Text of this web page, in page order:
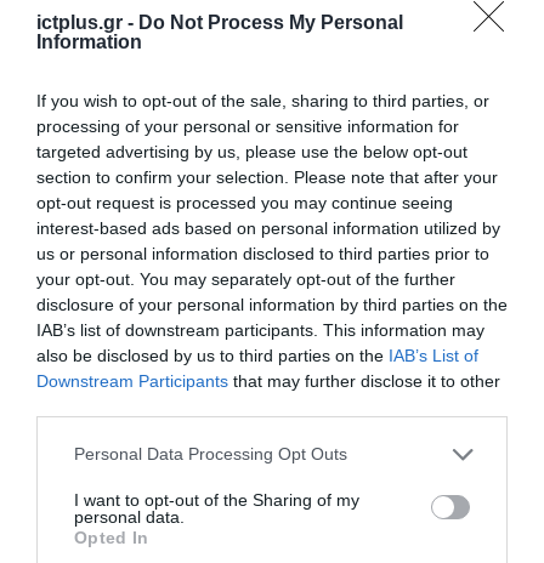
ictplus.gr - Do Not Process My Personal
Information
If you wish to opt-out of the sale, sharing to third parties, or
processing of your personal or sensitive information for
targeted advertising by us, please use the below opt-out
section to confirm your selection. Please note that after your
opt-out request is processed you may continue seeing
interest-based ads based on personal information utilized by
us or personal information disclosed to third parties prior to
your opt-out. You may separately opt-out of the further
disclosure of your personal information by third parties on the
IAB’s list of downstream participants. This information may
also be disclosed by us to third parties on the IAB’s List of
Downstream Participants that may further disclose it to other
Please note that this website/app uses one or more Google
not limited to your visit or usage behaviour. You may click to
grant or deny consent to Google and its third-party tags to
use your data for below specified purposes in below Google
Personal Data Processing Opt Outs
I want to opt-out of the Sharing of my
personal data.
Opted In
τεκμηριωμένο.
τα λάθη του χθες, αλλά να δημιουργήσουμε τις
προϋποθέσεις ώστε να μην επαναληφθούν ποτέ
ξανά. Οικοδομούμε ένα νέο πλαίσιο
εμπιστοσύνης ανάμεσα στο κράτος και τον
παραγωγό. Ένα πλαίσιο που προστατεύει τον
πραγματικό γεωργό και κτηνοτρόφο και
διασφαλίζει τους πόρους της χώρας ενώ
ταυτόχρονα επιτρέπει στον πρωτογενή τομέα
και μεγαλύτερη αυτοπεποίθηση».
Ο Διοικητής της ΑΑΔΕ, Γιώργος Πιτσιλής,
δήλωσε: